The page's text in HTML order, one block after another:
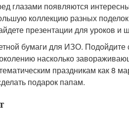
глазами появляются
коллекцию разных
презентации для уроков
бумаги для ИЗО. Подойдите
насколько
праздникам как 8
подарок папам.